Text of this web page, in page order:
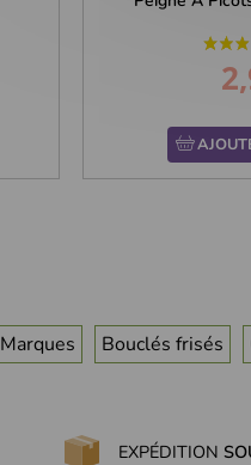
Marques Bouclés frisés
EXPÉDITION